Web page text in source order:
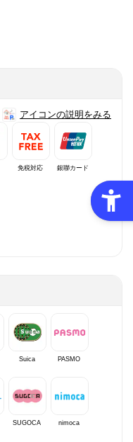
アイコンの説明をみる
免税対応 銀聯カード
Suica PASMO
SUGOCA nimoca